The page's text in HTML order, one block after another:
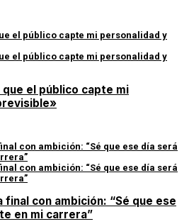
el público capte mi
final con ambición: “Sé que ese
en mi carrera”